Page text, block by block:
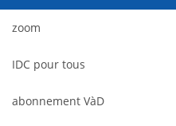
zoom
IDC pour tous
abonnement VàD